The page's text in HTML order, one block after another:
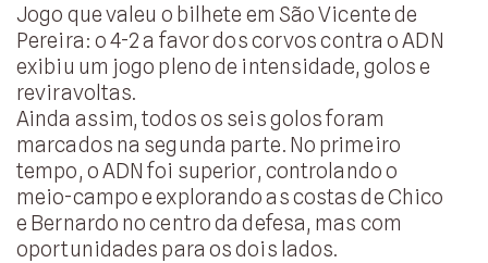
Jogo que valeu o bilhete em São Vicente de
Pereira: o 4-2 a favor dos corvos contra o ADN
exibiu um jogo pleno de intensidade, golos e
reviravoltas.
Ainda assim, todos os seis golos foram
marcados na segunda parte. No primeiro
tempo, o ADN foi superior, controlando o
meio-campo e explorando as costas de Chico
e Bernardo no centro da defesa, mas com
oportunidades para os dois lados.